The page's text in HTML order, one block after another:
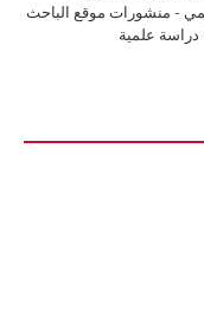
- منشورات موقع الباحث